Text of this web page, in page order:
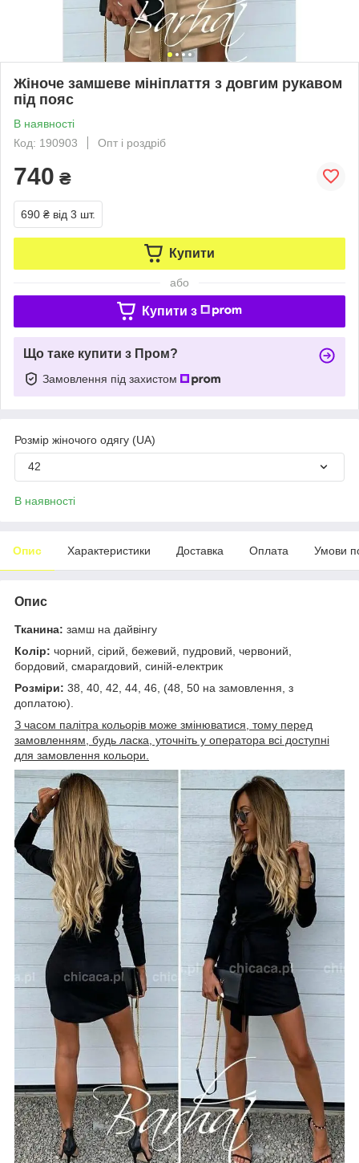
Жіноче замшеве мініплаття з довгим рукавом
під пояс
В наявності
Код: 190903
Опт і роздріб
740 ₴
690 ₴ від 3 шт.
Купити
або
Купити з
Що таке купити з Пром?
Замовлення під захистом
Розмір жіночого одягу (UA)
42
В наявності
Опис Характеристики Доставка Оплата Умови
Опис
Тканина: замш на дайвінгу
Колір: чорний, сірий, бежевий, пудровий, червоний,
бордовий, смарагдовий, синій-електрик
Розміри: 38, 40, 42, 44, 46, (48, 50 на замовлення, з
доплатою).
З часом палітра кольорів може змінюватися, тому перед
замовленням, будь ласка, уточніть у оператора всі доступні
для замовлення кольори.